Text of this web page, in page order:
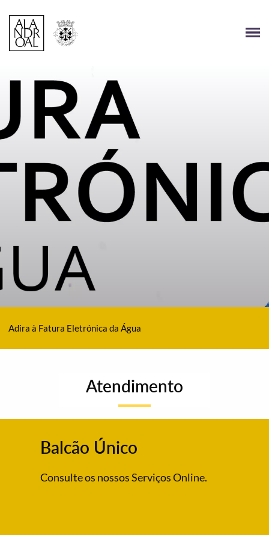
Página Inicial
Adira à Fatura Eletrónica da Água
Atendimento
Balcão Único
Consulte os nossos Serviços Online.